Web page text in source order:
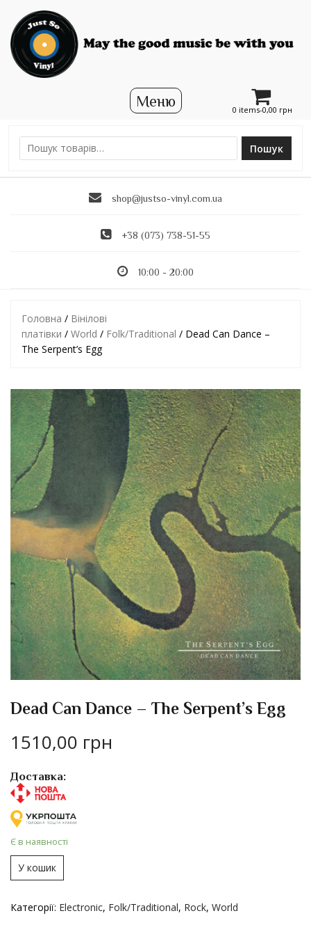
0 items-0,00 грн
Ш
Пошук
shop@justso-vinyl.com.ua
+38 (073) 738-51-55
10:00 - 20:00
Головна / Вінілові
платівки / World / Folk/Traditional / Dead Can Dance –
The Serpent’s Egg
Dead Can Dance – The Serpent’s Egg
1510,00 грн
Доставка:
Є в наявності
У кошик
Категорії: Electronic, Folk/Traditional, Rock, World